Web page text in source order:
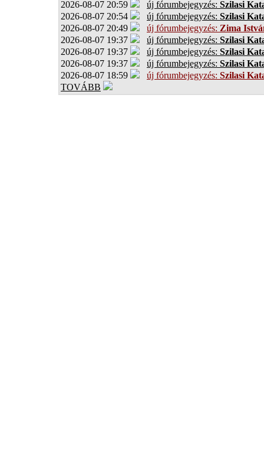
2026-08-07 20:59 új fórumbejegyzés: Szilasi
2026-08-07 20:54
új fórumbejegyzés: Szilasi
2026-08-07 20:49
új fórumbejegyzés: Zima
2026-08-07 19:37
új fórumbejegyzés: Szilasi
2026-08-07 19:37
új fórumbejegyzés: Szilasi
2026-08-07 19:37
új fórumbejegyzés: Szilasi
2026-08-07 18:59
új fórumbejegyzés: Szilasi
TOVÁBB